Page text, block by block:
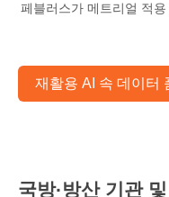
페블러스가 메트리얼 적
재활용 AI 속 데이터
국방·방산 기관